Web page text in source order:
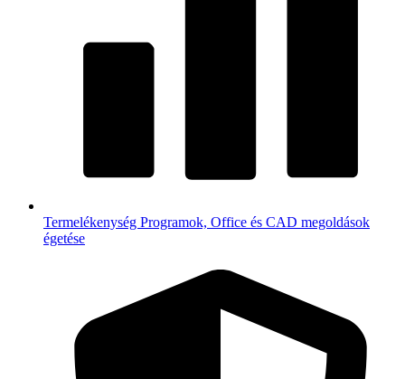
Termelékenység Programok, Office és CAD megoldások
égetése